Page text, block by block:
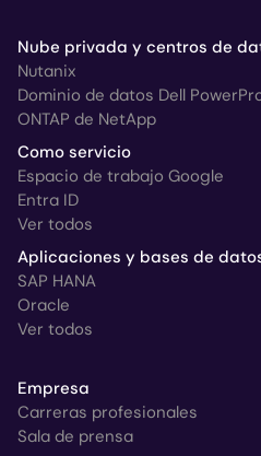
Nube privada y centros de
Nutanix
Dominio de datos Dell
ONTAP de NetApp
Como servicio
Espacio de trabajo Google
Entra ID
Ver todos
Aplicaciones y bases de
SAP HANA
Oracle
Ver todos
Empresa
Carreras profesionales
Sala de prensa